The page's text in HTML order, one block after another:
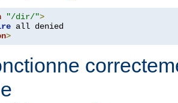
"/dir/">
>